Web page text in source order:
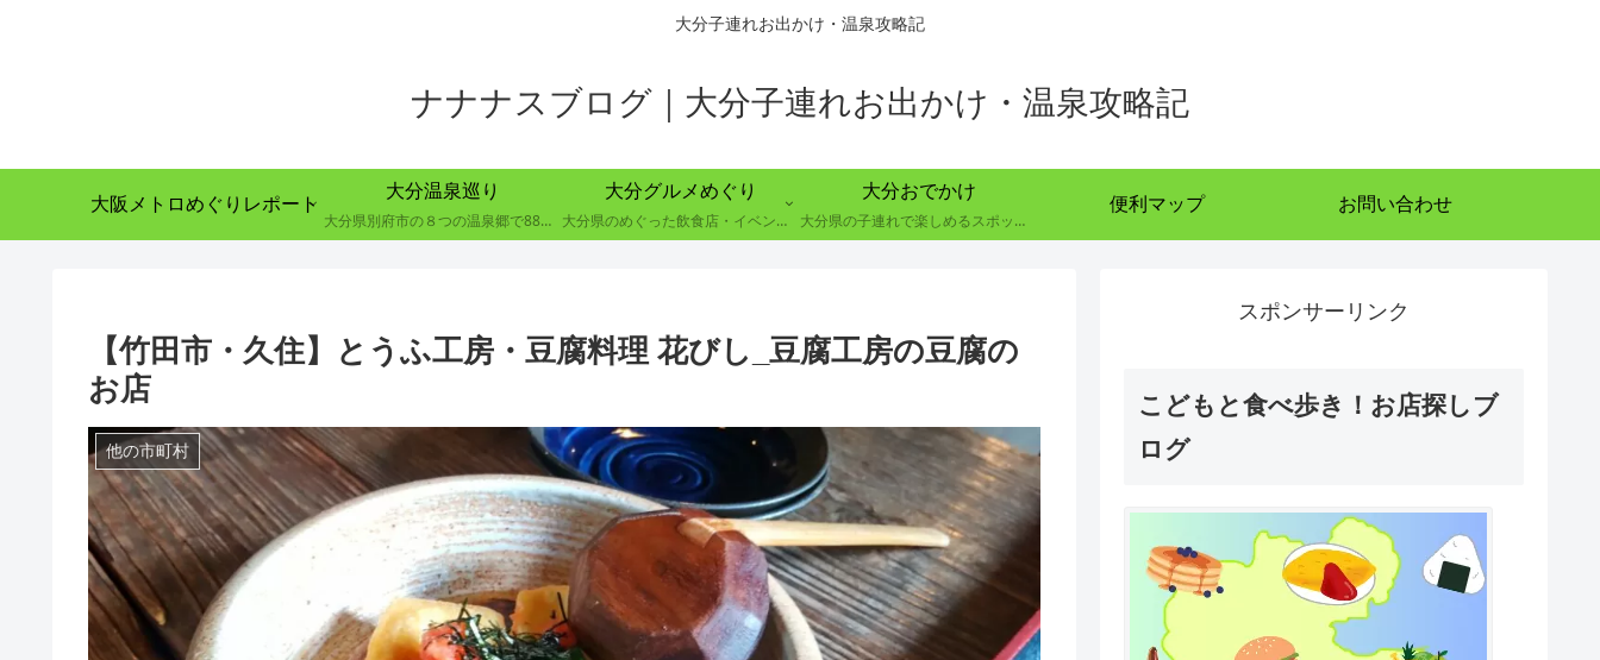
大分子連れお出かけ・温泉攻略記
ナナナスブログ｜大分子連れお出かけ・温泉攻略記
大阪メトロめぐりレポート
大分温泉巡り
大分県別府市の８つの温泉郷で88の温泉を巡る取り組み
大分グルメめぐり
大分県のめぐった飲食店・イベントのレポート
大分おでかけ
大分県の子連れで楽しめるスポットの紹介
便利マップ お問い合わせ
【竹田市・久住】とうふ工房・豆腐料理 花びし_豆腐工房の豆腐の
お店
他の市町村
スポンサーリンク
こどもと食べ歩き！お店探しブ
ログ